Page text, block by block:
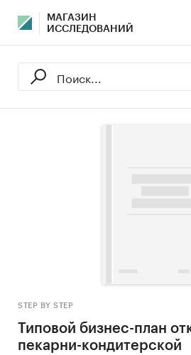
МАГАЗИН
ИССЛЕДОВАНИЙ
STEP BY STEP
Типовой бизнес-план
пекарни-кондитерской